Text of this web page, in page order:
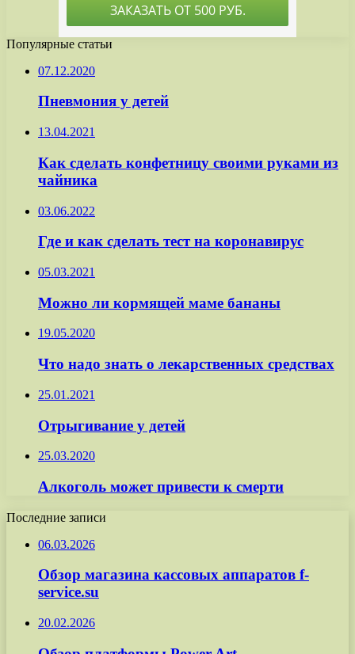
Популярные статьи
07.12.2020
Пневмония у детей
13.04.2021
Как сделать конфетницу своими руками из
чайника
03.06.2022
Где и как сделать тест на коронавирус
05.03.2021
Можно ли кормящей маме бананы
19.05.2020
Что надо знать о лекарственных средствах
25.01.2021
Отрыгивание у детей
25.03.2020
Алкоголь может привести к смерти
Последние записи
06.03.2026
Обзор магазина кассовых аппаратов f-
service.su
20.02.2026